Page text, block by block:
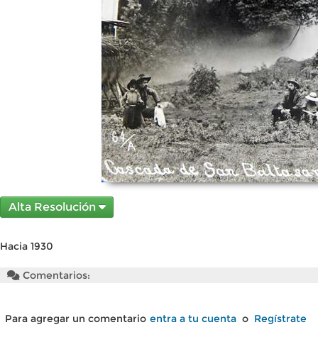
Alta Resolución
Hacia 1930
Comentarios:
Para agregar un comentario entra a tu cuenta o Regístrate